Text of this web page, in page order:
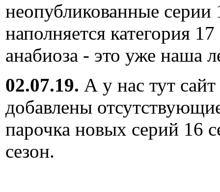
неопубликованные серии
наполняется категория
анабиоза - это уже наша
02.07.19. А у нас тут
добавлены
парочка новых серий 16
сезон.